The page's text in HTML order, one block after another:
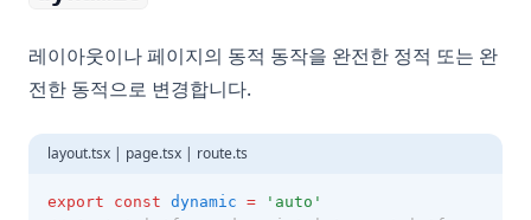
레이아웃이나 페이지의 동적 동작을 완전한 정적 또는 완
전한 동적으로 변경합니다.
layout.tsx | page.tsx | route.ts
export const dynamic =
'auto'